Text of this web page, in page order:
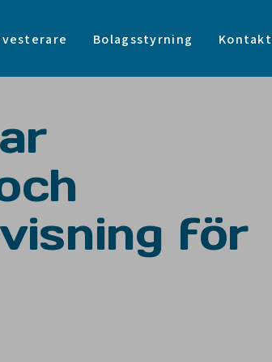
Bolagsstyrning Kontakt
för